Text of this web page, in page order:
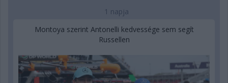
1 napja
Montoya szerint Antonelli kedvessége sem segít
Russellen